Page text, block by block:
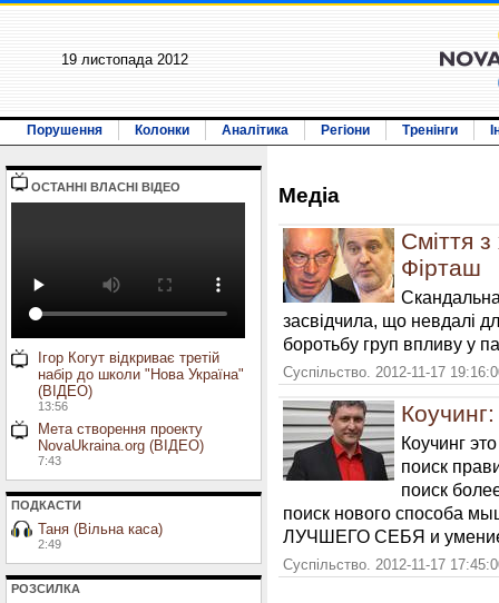
19 листопада 2012
Порушення Колонки Аналітика Регіони Тренінги
ОСТАННI ВЛАСНI ВIДЕО
Ігор Когут відкриває третій
набір до школи "Нова Україна"
(ВІДЕО)
13:56
Мета створення проекту
NovaUkraina.org (ВІДЕО)
7:43
ПОДКАСТИ
Таня (Вільна каса)
2:49
РОЗСИЛКА
Медiа
Сміття
Фірташ
засвідчила, що невдалі
боротьбу груп впливу у
Суспільство. 2012-11-17
Коучинг
поиск
поиск
поиск нового способа
ЛУЧШЕГО СЕБЯ и
Суспільство. 2012-11-17